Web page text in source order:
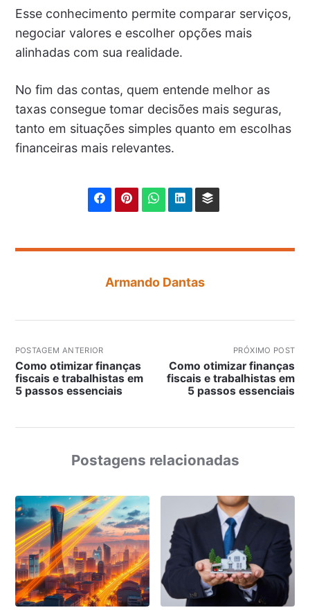
Esse conhecimento permite comparar serviços,
negociar valores e escolher opções mais
alinhadas com sua realidade.
No fim das contas, quem entende melhor as
taxas consegue tomar decisões mais seguras,
tanto em situações simples quanto em escolhas
financeiras mais relevantes.
Armando Dantas
POSTAGEM ANTERIOR
Como otimizar finanças
fiscais e trabalhistas em
5 passos essenciais
PRÓXIMO POST
Como otimizar finanças
fiscais e trabalhistas em
5 passos essenciais
Postagens relacionadas